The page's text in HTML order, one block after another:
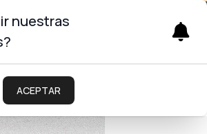
nuestras
ACEPTAR